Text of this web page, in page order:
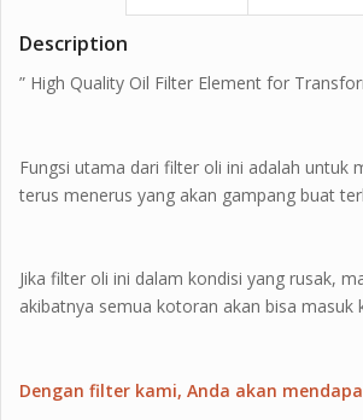
Description
” High Quality Oil Filter Element for
Fungsi utama dari filter oli ini adalah untuk
terus menerus yang akan gampang buat
Jika filter oli ini dalam kondisi yang rusak,
akibatnya semua kotoran akan bisa masuk
Dengan filter kami, Anda akan